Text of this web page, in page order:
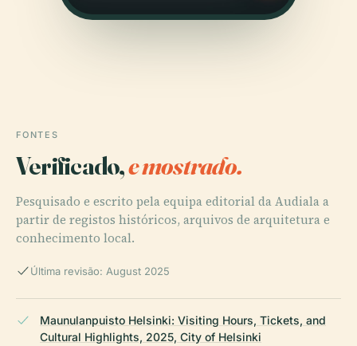
FONTES
Verificado,e mostrado.
Pesquisado e escrito pela equipa editorial da Audiala a
partir de registos históricos, arquivos de arquitetura e
conhecimento local.
Última revisão: August 2025
Maunulanpuisto Helsinki: Visiting Hours, Tickets, and
Cultural Highlights, 2025, City of Helsinki